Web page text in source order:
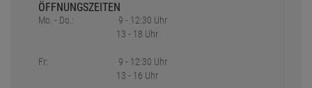
ÖFFNUNGSZEITEN
Mo. - Do.:
Fr:
9 - 12:30 Uhr
13 - 18 Uhr
9 - 12:30 Uhr
13 - 16 Uhr